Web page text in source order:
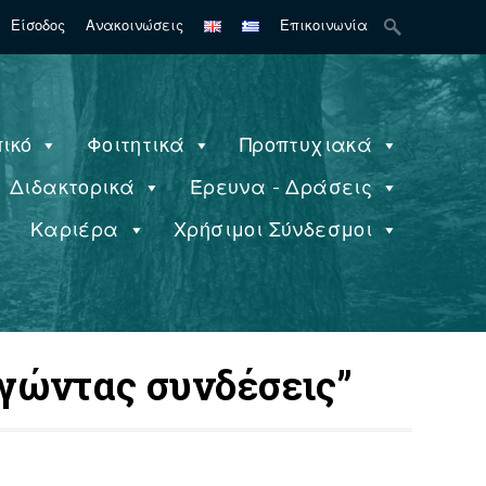
Είσοδος Ανακοινώσεις Επικοινωνία
Search
for:
Φοιτητικά
Προπτυχιακά
Διδακτορικά
Έρευνα - Δράσεις
Καριέρα Χρήσιμοι Σύνδεσμοι
συνδέσεις”